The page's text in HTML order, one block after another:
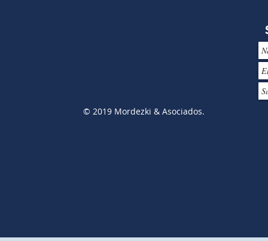
© 2019 Mordezki & Asociados.